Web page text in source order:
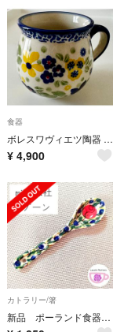
食器
ボレスワヴィエツ陶器 マグカップ S
¥ 4,900
カトラリー/箸
新品 ポーランド食器 陶器製スプーン ミレナ社製 赤バラ 食洗機対応 高級食器